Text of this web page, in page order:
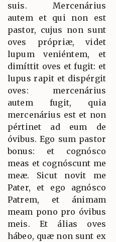
suis. Mercenárius
autem et qui non est
pastor, cujus non sunt
oves própriæ, videt
lupum veniéntem, et
dimíttit oves et fugit: et
lupus rapit et dispérgit
oves: mercenárius
autem fugit, quia
mercenárius est et non
pértinet ad eum de
óvibus. Ego sum pastor
bonus: et cognósco
meas et cognóscunt me
meæ. Sicut novit me
Pater, et ego agnósco
Patrem, et ánimam
meam pono pro óvibus
meis. Et álias oves
hábeo, quæ non sunt ex